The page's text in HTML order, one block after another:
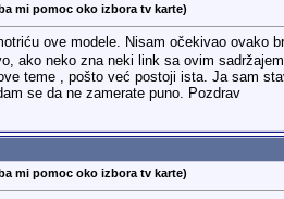
mi pomoc oko izbora tv karte)
ove modele. Nisam očekivao ovako
ako neko zna neki link sa ovim
teme , pošto već postoji ista. Ja sam
se da ne zamerate puno. Pozdrav
mi pomoc oko izbora tv karte)